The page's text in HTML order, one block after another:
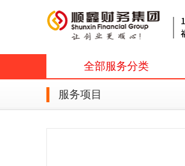
全部服务分类
服务项目